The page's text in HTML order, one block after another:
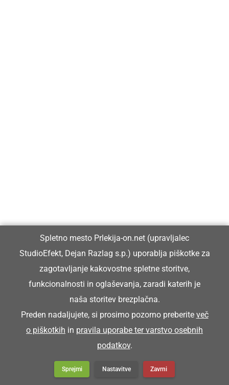
Spletno mesto Prlekija-on.net (upravljalec
StudioEfekt, Dejan Razlag s.p.) uporablja piškotke za
zagotavljanje kakovostne spletne storitve,
funkcionalnosti in oglaševanja, zaradi katerih je
naša storitev brezplačna.
Preden nadaljujete, si prosimo pozorno preberite več
o piškotkih in pravila uporabe ter varstvo osebnih
podatkov.
Sprejmi Nastavitve Zavrni